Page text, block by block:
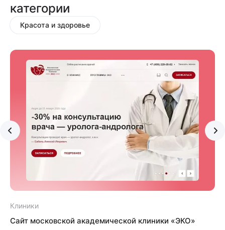
категории
Красота и здоровье
Клиники
Сайт московской академической клиники «ЭКО»